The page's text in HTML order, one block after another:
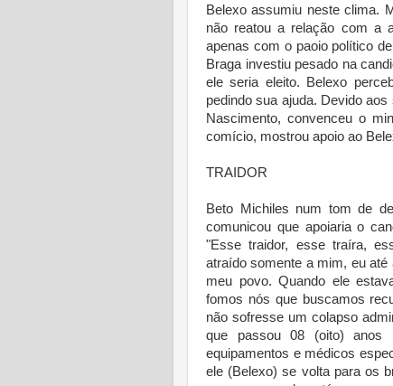
Belexo assumiu neste clima.
não reatou a relação com a
apenas com o paoio político
Braga investiu pesado na
ele seria eleito. Belexo
pedindo sua ajuda. Devido
Nascimento, convenceu o
comício, mostrou apoio ao
TRAIDOR
Beto Michiles num tom de
comunicou que apoiaria o
"Esse traidor, esse traíra,
atraído somente a mim, eu
meu povo. Quando ele
fomos nós que buscamos
não sofresse um colapso
que passou 08 (oito) anos
equipamentos e médicos
ele (Belexo) se volta para os